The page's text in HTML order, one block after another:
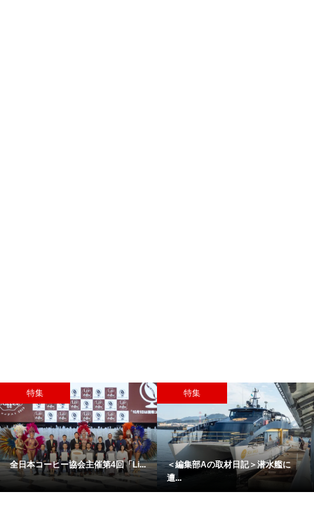
特集
全日本コーヒー協会主催第4回「Li...
特集
＜編集部Aの取材日記＞潜水艦に
遭...